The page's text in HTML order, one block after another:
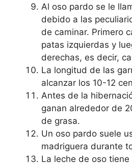
Al oso pardo se le
debido a las
de caminar. Primero
patas izquierdas y
derechas, es decir,
La longitud de las
alcanzar los 10-12
Antes de la
ganan alrededor de
de grasa.
Un oso pardo suele
madriguera durante
La leche de oso